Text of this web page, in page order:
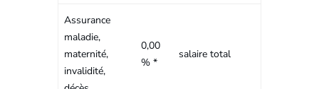
Assurance
maladie,
maternité,
invalidité,
0,00
% *
salaire total